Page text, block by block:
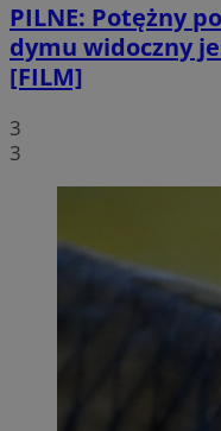
PILNE: Potężny
dymu widoczny
[FILM]
3
3